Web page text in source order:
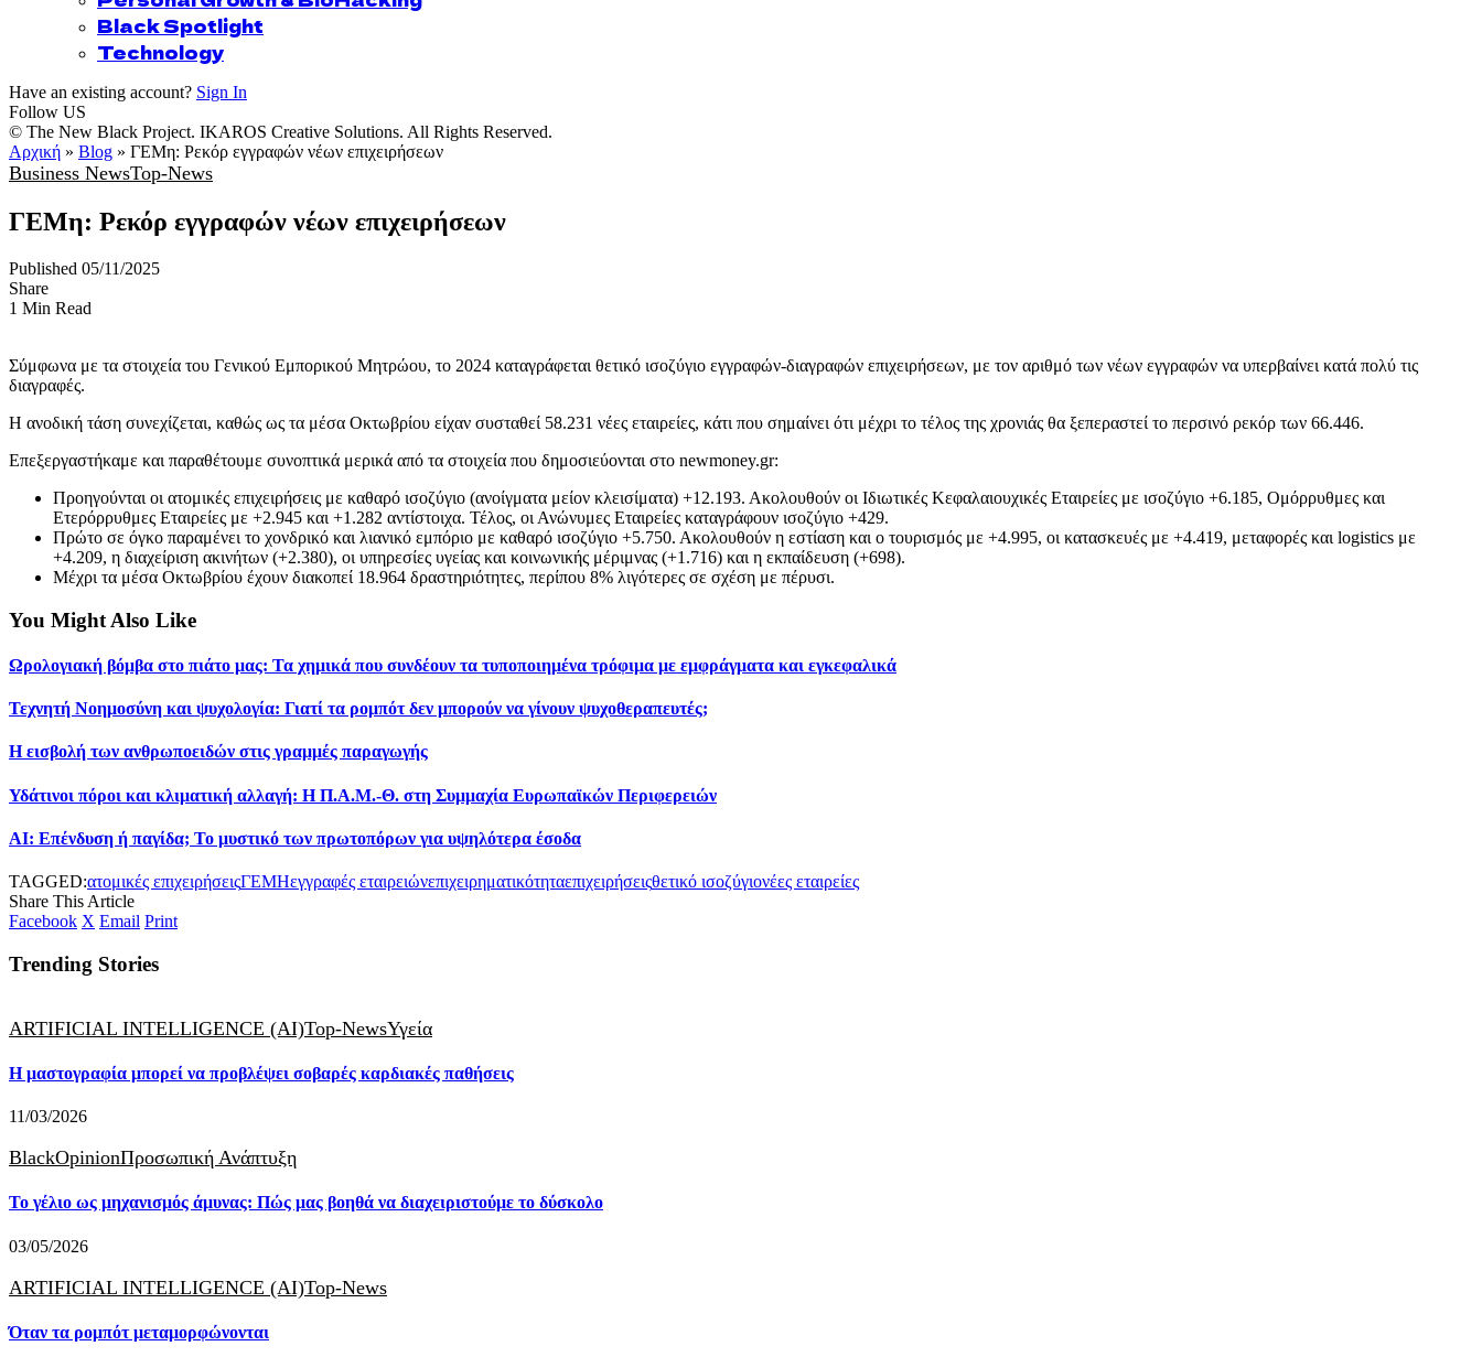
Black Spotlight
Technology
Have an existing account? Sign In
Follow US
© The New Black Project. IKAROS Creative Solutions. All Rights Reserved.
Αρχική » Blog » ΓΕΜη: Ρεκόρ εγγραφών νέων επιχειρήσεων
Business NewsTop-News
ΓΕΜη: Ρεκόρ εγγραφών νέων επιχειρήσεων
Published 05/11/2025
Share
1 Min Read
Σύμφωνα με τα στοιχεία του Γενικού Εμπορικού Μητρώου, το 2024 καταγράφεται θετικό ισοζύγιο εγγραφών-διαγραφών επιχειρήσεων, με τον αριθμό των νέων εγγραφών να υπερβαίνει κατά πολύ τις
διαγραφές.
Η ανοδική τάση συνεχίζεται, καθώς ως τα μέσα Οκτωβρίου είχαν συσταθεί 58.231 νέες εταιρείες, κάτι που σημαίνει ότι μέχρι το τέλος της χρονιάς θα ξεπεραστεί το περσινό ρεκόρ των 66.446.
Επεξεργαστήκαμε και παραθέτουμε συνοπτικά μερικά από τα στοιχεία που δημοσιεύονται στο newmoney.gr:
Προηγούνται οι ατομικές επιχειρήσεις με καθαρό ισοζύγιο (ανοίγματα μείον κλεισίματα) +12.193. Ακολουθούν οι Ιδιωτικές Κεφαλαιουχικές Εταιρείες με ισοζύγιο +6.185, Ομόρρυθμες και
Ετερόρρυθμες Εταιρείες με +2.945 και +1.282 αντίστοιχα. Τέλος, οι Ανώνυμες Εταιρείες καταγράφουν ισοζύγιο +429.
Πρώτο σε όγκο παραμένει το χονδρικό και λιανικό εμπόριο με καθαρό ισοζύγιο +5.750. Ακολουθούν η εστίαση και ο τουρισμός με +4.995, οι κατασκευές με +4.419, μεταφορές και logistics με
+4.209, η διαχείριση ακινήτων (+2.380), οι υπηρεσίες υγείας και κοινωνικής μέριμνας (+1.716) και η εκπαίδευση (+698).
Μέχρι τα μέσα Οκτωβρίου έχουν διακοπεί 18.964 δραστηριότητες, περίπου 8% λιγότερες σε σχέση με πέρυσι.
You Might Also Like
Ωρολογιακή βόμβα στο πιάτο μας: Τα χημικά που συνδέουν τα τυποποιημένα τρόφιμα με εμφράγματα και εγκεφαλικά
Τεχνητή Νοημοσύνη και ψυχολογία: Γιατί τα ρομπότ δεν μπορούν να γίνουν ψυχοθεραπευτές;
Η εισβολή των ανθρωποειδών στις γραμμές παραγωγής
Υδάτινοι πόροι και κλιματική αλλαγή: Η Π.Α.Μ.-Θ. στη Συμμαχία Ευρωπαϊκών Περιφερειών
AI: Επένδυση ή παγίδα; Το μυστικό των πρωτοπόρων για υψηλότερα έσοδα
TAGGED:ατομικές επιχειρήσειςΓΕΜΗεγγραφές εταιρειώνεπιχειρηματικότηταεπιχειρήσειςθετικό ισοζύγιονέες εταιρείες
Share This Article
Facebook X Email Print
Trending Stories
ARTIFICIAL INTELLIGENCE (AI)Top-NewsΥγεία
Η μαστογραφία μπορεί να προβλέψει σοβαρές καρδιακές παθήσεις
11/03/2026
BlackOpinionΠροσωπική Ανάπτυξη
Το γέλιο ως μηχανισμός άμυνας: Πώς μας βοηθά να διαχειριστούμε το δύσκολο
03/05/2026
ARTIFICIAL INTELLIGENCE (AI)Top-News
Όταν τα ρομπότ μεταμορφώνονται